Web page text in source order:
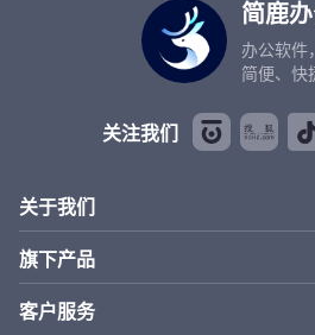
简鹿
办公软件
简便、快
关注我们
关于我们
旗下产品
客户服务